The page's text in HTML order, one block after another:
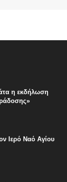
η εκδήλωση
Ιερό Ναό Αγίου